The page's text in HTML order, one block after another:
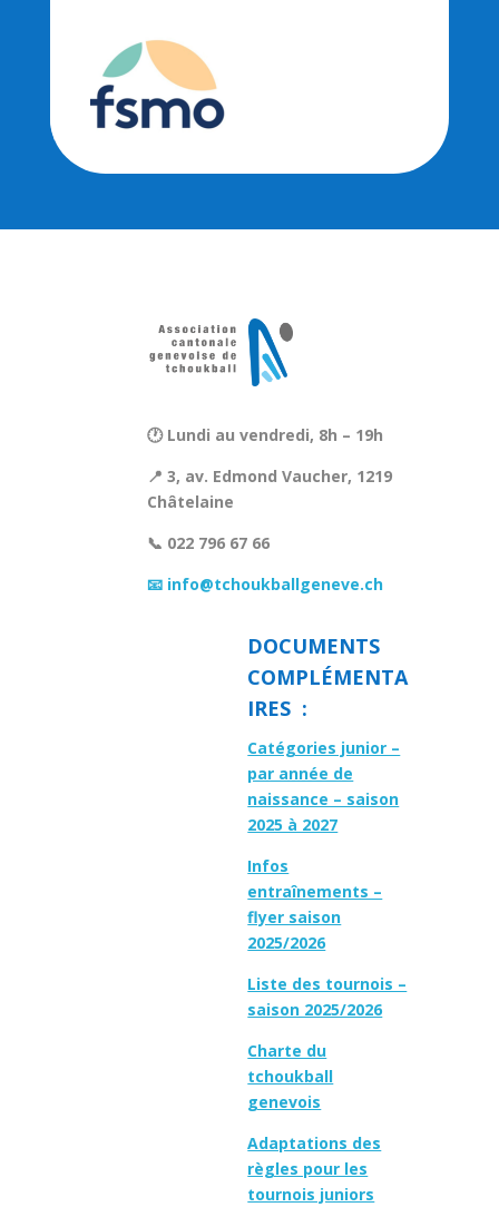
🕐 Lundi au vendredi, 8h – 19h
📍 3, av. Edmond Vaucher, 1219
Châtelaine
📞 022 796 67 66
📧 info@tchoukballgeneve.ch
DOCUMENTS
COMPLÉMENTA
IRES :
Catégories junior –
par année de
naissance – saison
2025 à 2027
Infos
entraînements –
flyer saison
2025/2026
Liste des tournois –
saison 2025/2026
Charte du
tchoukball
genevois
Adaptations des
règles pour les
tournois juniors